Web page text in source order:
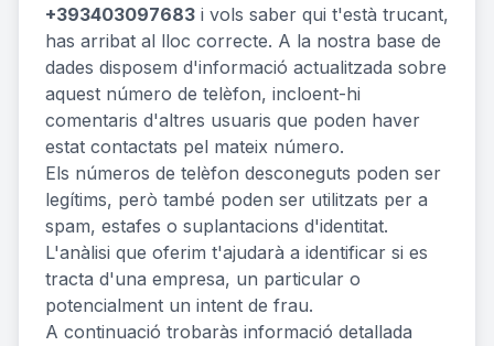
+393403097683 i vols saber qui t'està trucant,
has arribat al lloc correcte. A la nostra base de
dades disposem d'informació actualitzada sobre
aquest número de telèfon, incloent-hi
comentaris d'altres usuaris que poden haver
estat contactats pel mateix número.
Els números de telèfon desconeguts poden ser
legítims, però també poden ser utilitzats per a
spam, estafes o suplantacions d'identitat.
L'anàlisi que oferim t'ajudarà a identificar si es
tracta d'una empresa, un particular o
potencialment un intent de frau.
A continuació trobaràs informació detallada